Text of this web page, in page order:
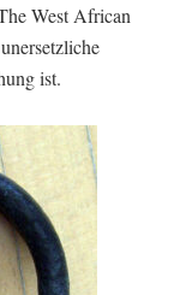
West African
ist.